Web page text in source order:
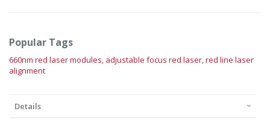
Popular Tags
660nm red laser modules, adjustable focus red laser,red line laser
alignment
Details